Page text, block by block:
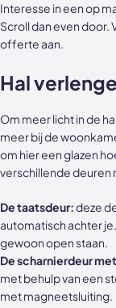
Interesse in een op
Scroll dan even door.
offerte aan.
Hal
Om meer licht in de
meer bij de
om hier een glazen
verschillende
De taatsdeur:deze
automatisch achter
gewoon open staan.
De scharnierdeur
met behulp van een
met magneetsluiting.